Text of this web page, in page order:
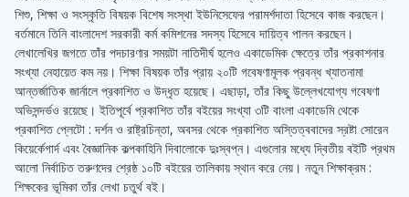
শিশু, শিক্ষা ও সংস্কৃতি বিষয়ক বিশেষ সংস্থা ইউনিসেফের পরামর্শদাতা হিসেবে কাজ করছেন।
বর্তমানে তিনি বাংলাদেশ সরকারী কর্ম কমিশনের সদস্য হিসেবে দায়িত্ব পালন করছেন।
লেখালেখির জগতে তাঁর পদচারণার সময়টা নাতিদীর্ঘ হলেও একাডেমিক ক্ষেত্রে তাঁর প্রকাশনার
সংখ্যা নেহায়েত কম নয়। শিক্ষা বিষয়ক তাঁর প্রায় ২০টি গবেষণামূলক প্রবন্ধ খ্যাতনামা
আন্তর্জাতিক জার্নালে প্রকাশিত ও উদ্ধৃত হয়েছে। এছাড়া, তাঁর কিছু উল্লেখযোগ্য গবেষণা
অভিসন্দর্ভও রয়েছে। ইতিপূর্বে প্রকাশিত তাঁর বইয়ের সংখ্যা ৩টি বাংলা একাডেমি থেকে
প্রকাশিত প্লেটো : দর্শন ও রাষ্ট্রচিন্তা, অবসর থেকে প্রকাশিত অস্তিত্ববাদের স্রষ্টা সোরেন
কিয়ের্কেগার্দ এবং বৈজ্ঞানিক কল্পকাহিনি দিবালোকে দুঃস্বপ্ন। এগুলোর মধ্যে দ্বিতীয় বইটি প্রথম
আলো নির্বাচিত তরুণদের শ্রেষ্ঠ ১০টি বইয়ের তালিকায় স্থান করে নেয়। নতুন শিক্ষাক্রম :
শিক্ষকের ভূমিকা তাঁর লেখা চতুর্থ বই।